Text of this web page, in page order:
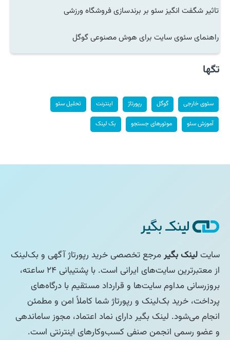
تاثیر شگفت انگیز سئو بر برندسازی فروشگاه ورزشی
راهنمای سئوی سایت برای هوش مصنوعی گوگل
تگها
سئوی خارجی گوگل رپورتاژ اینترنت تحلیل سئو
آموزش سئو موتورهای جستجو بک لینک
سایتلینک بگیرمرجع تخصصی خرید رپورتاژ آگهی و بک‌لینک
از معتبرترین سایت‌های ایرانی است. با پشتیبانی ۲۴ ساعته،
بروزرسانی مداوم سایت‌ها و قرارداد مستقیم با درگاه‌های
پرداخت، خرید بک‌لینک و رپورتاژ شما کاملاً امن و مطمئن
انجام می‌شود. لینک بگیر دارای نماد اعتماد، مجوز ساماندهی
و عضو رسمی انجمن صنفی کسب‌وکارهای اینترنتی است.